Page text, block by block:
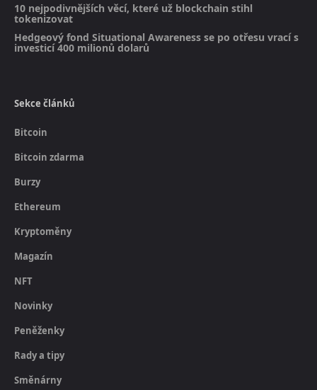
10 nejpodivnějších věcí, které už blockchain stihl
tokenizovat
Hedgeový fond Situational Awareness se po otřesu vrací s
investicí 400 milionů dolarů
Sekce článků
Bitcoin
Bitcoin zdarma
Burzy
Ethereum
Kryptoměny
Magazín
NFT
Novinky
Peněženky
Rady a tipy
Směnárny